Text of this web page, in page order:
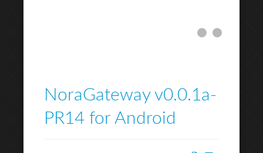
NoraGateway v0.0.1a-
PR14 for Android